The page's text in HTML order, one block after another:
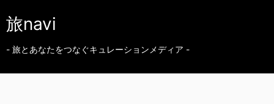
旅navi
- 旅とあなたをつなぐキュレーションメディア -